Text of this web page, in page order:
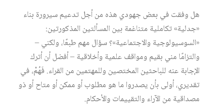
هل وفقت في بعض جهودي هذه من أجل تدعيم سيرورة بناء
«جدلية» تكاملية متناغمة بين المسألتين المذكورتين:
«السوسيولوجية والاجتماعية»؟ سؤال مهم طبعًا، ولكني –
والتزامًا مني بقيم ومواقف علمية وأخلاقية – أفضل أن أترك
الإجابة عنه للباحثين المختصين وللمهتمين من القراء. فَهُمْ، في
تقديري، أولى بأن يصدروا ما هو مطلوب أو ممكن أو متاح أو ذو
مصداقية من الآراء والتقييمات والأحكام.